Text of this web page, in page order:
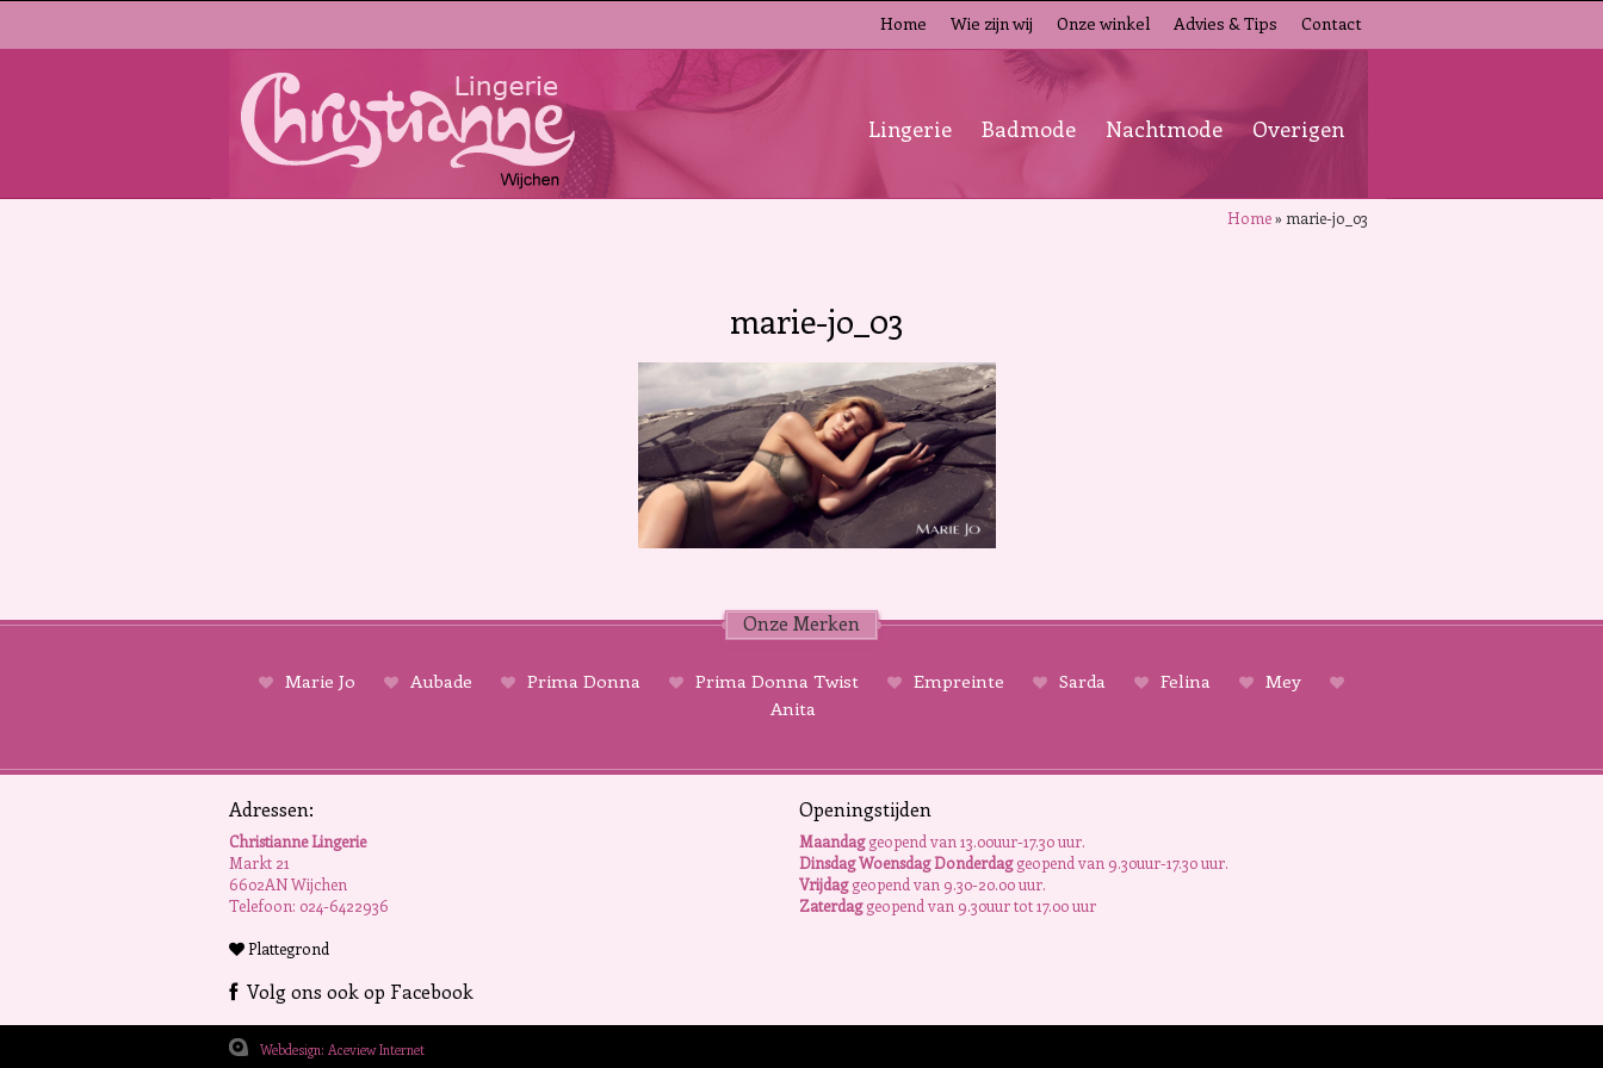
Home Wie zijn wij Onze winkel Advies & Tips Contact
Lingerie Badmode Nachtmode Overigen
Home» marie-jo_03
marie-jo_03
Onze Merken
Marie Jo Aubade Prima Donna Prima Donna Twist Empreinte Sarda Felina
Mey
Anita
Adressen:
Christianne Lingerie
Markt 21
6602AN Wijchen
Telefoon: 024-6422936
Plattegrond
Openingstijden
Maandaggeopend van 13.00uur-17.30 uur.
Dinsdag Woensdag Donderdaggeopend van 9.30uur-17.30 uur.
Vrijdaggeopend van 9.30-20.00 uur.
Zaterdaggeopend van 9.30uur tot 17.00 uur
Volg ons ook op Facebook
Webdesign: Aceview Internet